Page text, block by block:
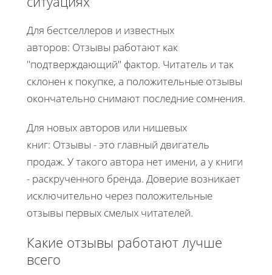
Для бестселлеров и известных
авторов: Отзывы работают как
"подтверждающий" фактор. Читатель и так
склонен к покупке, а положительные отзывы
окончательно снимают последние сомнения.
Для новых авторов или нишевых
книг: Отзывы - это главный двигатель
продаж. У такого автора нет имени, а у книги
- раскрученного бренда. Доверие возникает
исключительно через положительные
отзывы первых смелых читателей.
Какие отзывы работают лучше
всего